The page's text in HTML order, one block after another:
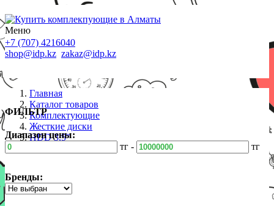
Меню
+7 (707) 4216040
shop@idp.kz zakaz@idp.kz
Главная
Каталог товаров
Комплектующие
Жесткие диски
HDD 3,5"
ФИЛЬТР
Диапазон цены:
тг -
тг
Бренды: